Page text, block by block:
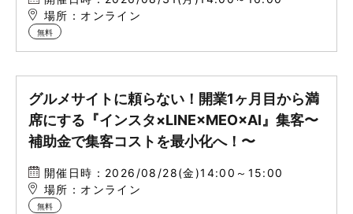
場所：オンライン
無料
グルメサイトに頼らない！開業1ヶ月目から満
席にする『インスタ×LINE×MEO×AI』集客〜
補助金で集客コストを最小化へ！〜
開催日時：2026/08/28(金)14:00～15:00
場所：オンライン
無料